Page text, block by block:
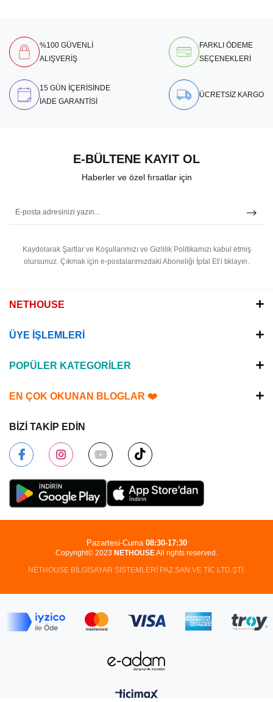
%100 GÜVENLİ
ALIŞVERİŞ
FARKLI ÖDEME
SEÇENEKLERİ
15 GÜN İÇERİSİNDE
İADE GARANTİSİ
ÜCRETSİZ KARGO
E-BÜLTENE KAYIT OL
Haberler ve özel fırsatlar için
Kaydolarak Şartlar ve Koşullarımızı ve Gizlilik Politikamızı kabul etmiş
olursunuz. Çıkmak için e-postalarımızdaki Aboneliği İptal Et’i tıklayın.
NETHOUSE
ÜYE İŞLEMLERİ
POPÜLER KATEGORİLER
EN ÇOK OKUNAN BLOGLAR ❤️
BİZİ TAKİP EDİN
Copyright© 2023 NETHOUSEAll rights reserved.
NETHOUSE BİLGİSAYAR SİSTEMLERİ PAZ.SAN.VE TİC.LTD.ŞTİ.
Pazartesi-Cuma 08:30-17:30